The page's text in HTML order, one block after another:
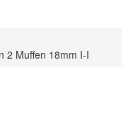
2 Muffen 18mm I-I